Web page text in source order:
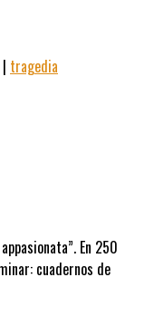
| tragedia
En 250
cuadernos de